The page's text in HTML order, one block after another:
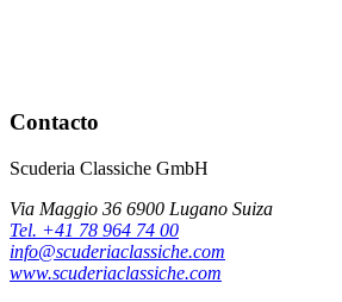
Contacto
Scuderia Classiche GmbH
Via Maggio 36 6900 Lugano Suiza
Tel. +41 78 964 74 00
info@scuderiaclassiche.com
www.scuderiaclassiche.com